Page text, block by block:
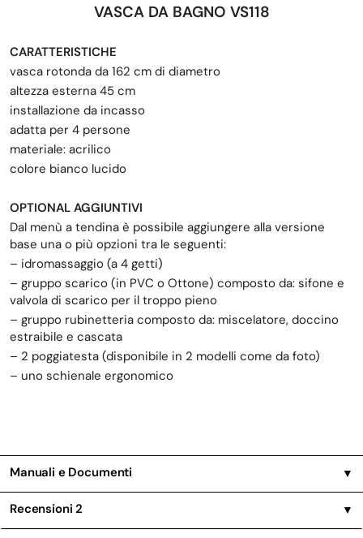
VASCA DA BAGNO VS118
CARATTERISTICHE
vasca rotonda da 162 cm di diametro
altezza esterna 45 cm
installazione da incasso
adatta per 4 persone
materiale: acrilico
colore bianco lucido
OPTIONAL AGGIUNTIVI
Dal menù a tendina è possibile aggiungere alla versione
base una o più opzioni tra le seguenti:
– idromassaggio (a 4 getti)
– gruppo scarico (in PVC o Ottone) composto da: sifone e
valvola di scarico per il troppo pieno
– gruppo rubinetteria composto da: miscelatore, doccino
estraibile e cascata
– 2 poggiatesta (disponibile in 2 modelli come da foto)
– uno schienale ergonomico
Manuali e Documenti ▼
Recensioni2 ▼